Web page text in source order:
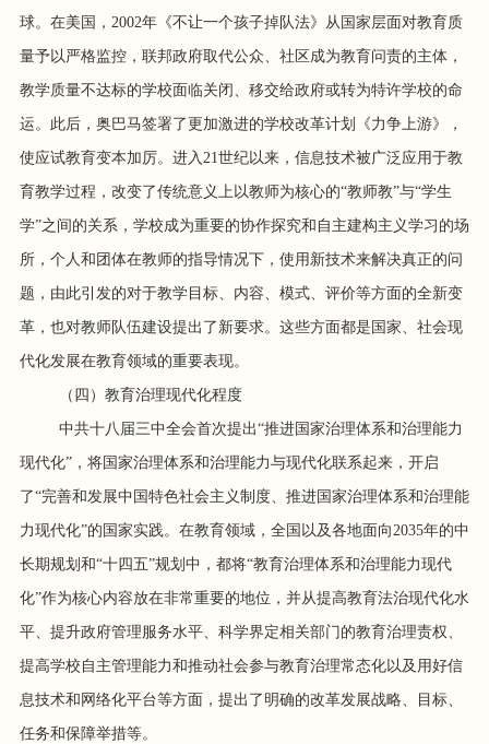
球。在美国，2002年《不让一个孩子掉队法》从国家层面对教育质
量予以严格监控，联邦政府取代公众、社区成为教育问责的主体，
教学质量不达标的学校面临关闭、移交给政府或转为特许学校的命
运。此后，奥巴马签署了更加激进的学校改革计划《力争上游》，
使应试教育变本加厉。进入21世纪以来，信息技术被广泛应用于教
育教学过程，改变了传统意义上以教师为核心的“教师教”与“学生
学”之间的关系，学校成为重要的协作探究和自主建构主义学习的场
所，个人和团体在教师的指导情况下，使用新技术来解决真正的问
题，由此引发的对于教学目标、内容、模式、评价等方面的全新变
革，也对教师队伍建设提出了新要求。这些方面都是国家、社会现
代化发展在教育领域的重要表现。
（四）教育治理现代化程度
中共十八届三中全会首次提出“推进国家治理体系和治理能力
现代化”，将国家治理体系和治理能力与现代化联系起来，开启
了“完善和发展中国特色社会主义制度、推进国家治理体系和治理能
力现代化”的国家实践。在教育领域，全国以及各地面向2035年的中
长期规划和“十四五”规划中，都将“教育治理体系和治理能力现代
化”作为核心内容放在非常重要的地位，并从提高教育法治现代化水
平、提升政府管理服务水平、科学界定相关部门的教育治理责权、
提高学校自主管理能力和推动社会参与教育治理常态化以及用好信
息技术和网络化平台等方面，提出了明确的改革发展战略、目标、
任务和保障举措等。